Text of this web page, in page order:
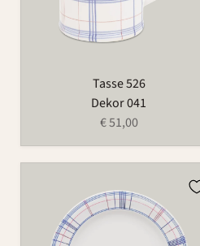
Tasse 526
Dekor 041
€ 51,00